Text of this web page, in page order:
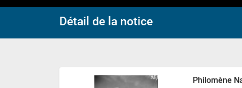
Détail de la notice
Philomène